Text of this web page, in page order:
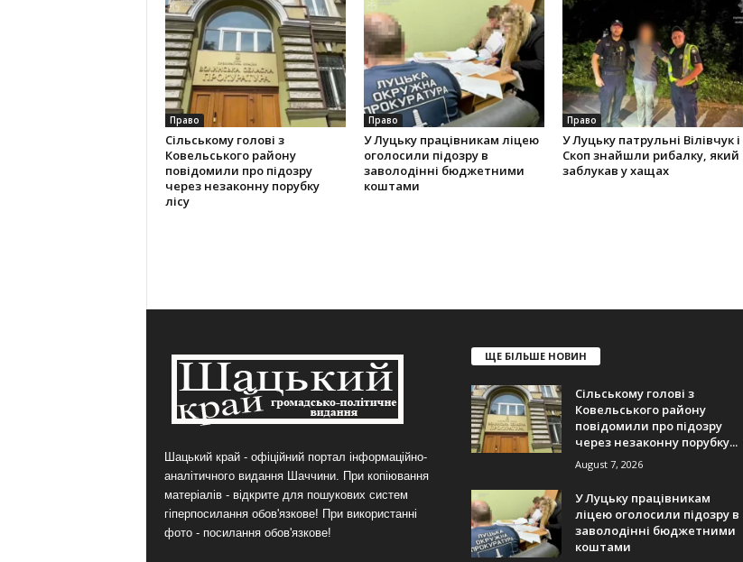
Право
Сільському голові з
Ковельського району
повідомили про підозру
через незаконну порубку
лісу
Право
У Луцьку працівникам ліцею
оголосили підозру в
заволодінні бюджетними
коштами
Право
У Луцьку патрульні Вілівчук і
Скоп знайшли рибалку, який
заблукав у хащах
Шацький край - офіційний портал інформаційно-
аналітичного видання Шаччини. При копіювання
матеріалів - відкрите для пошукових систем
гіперпосилання обов'язкове! При використанні
фото - посилання обов'язкове!
ЩЕ БІЛЬШЕ НОВИН
Сільському голові з
Ковельського району
повідомили про підозру
через незаконну порубку...
August 7, 2026
У Луцьку працівникам
ліцею оголосили підозру в
заволодінні бюджетними
коштами